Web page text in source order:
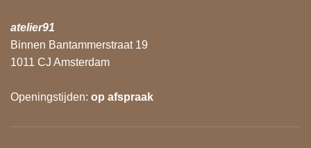
atelier91
Binnen Bantammerstraat 19
1011 CJ Amsterdam
Openingstijden: op afspraak